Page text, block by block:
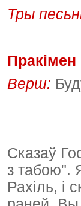
Тры
Пракімен
Верш:
Сказаў
з табою".
Рахіль, і